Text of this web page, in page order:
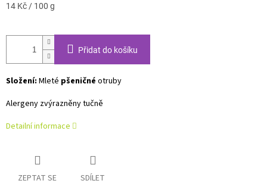
Měrná
14 Kč / 100 g
Přidat do košíku
Složení: Mleté pšeničné otruby
Alergeny zvýrazněny tučně
Detailní informace
ZEPTAT SE SDÍLET